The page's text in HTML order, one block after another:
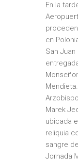
En la
en
San Juan
Marek
ubicada
reliquia
sangre
Jornada